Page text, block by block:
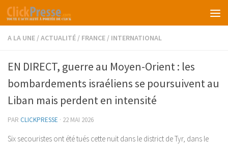
Skip to content
A LA UNE /ACTUALITÉ / FRANCE / INTERNATIONAL
EN DIRECT, guerre au Moyen-Orient : les
bombardements israéliens se poursuivent au
Liban mais perdent en intensité
PAR CLICKPRESSE · 22 MAI 2026
Six secouristes ont été tués cette nuit dans le district de Tyr, dans le